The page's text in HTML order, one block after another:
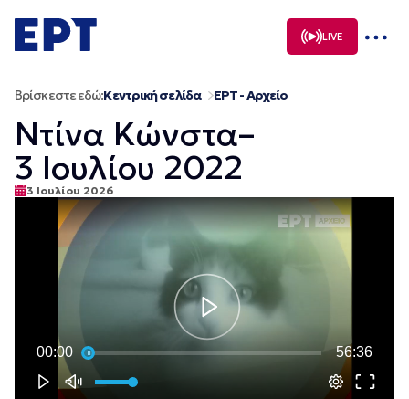
σε
περιεχόμενο
LIVE
Βρίσκεστε εδώ:Κεντρική σελίδα ΕΡΤ - Αρχείο
Ντίνα Κώνστα–
3 Ιουλίου 2022
3 Ιουλίου 2026
00:00 56:36